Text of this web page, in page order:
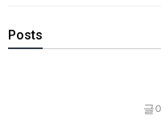
Posts
글